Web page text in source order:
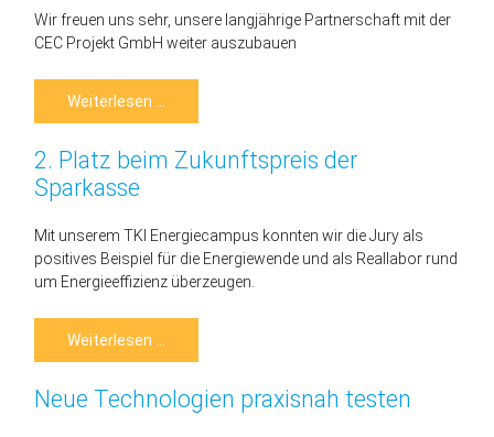
Wir freuen uns sehr, unsere langjährige Partnerschaft mit der
CEC Projekt GmbH weiter auszubauen
Weiterlesen …
2. Platz beim Zukunftspreis der
Sparkasse
Mit unserem TKI Energiecampus konnten wir die Jury als
positives Beispiel für die Energiewende und als Reallabor rund
um Energieeffizienz überzeugen.
Weiterlesen …
der
Sparkasse
Neue Technologien praxisnah testen